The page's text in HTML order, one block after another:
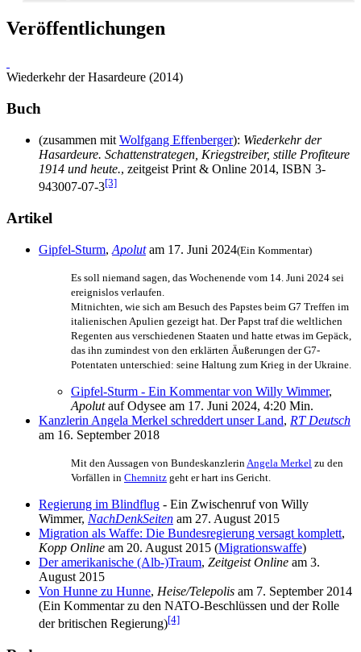
Veröffentlichungen
Wiederkehr der Hasardeure (2014)
Buch
(zusammen mit Wolfgang Effenberger): Wiederkehr der
Hasardeure. Schattenstrategen, Kriegstreiber, stille Profiteure
1914 und heute., zeitgeist Print & Online 2014, ISBN 3-
943007-07-3[3]
Artikel
Gipfel-Sturm, Apolutam 17. Juni 2024(Ein Kommentar)
Es soll niemand sagen, das Wochenende vom 14. Juni 2024 sei
ereignislos verlaufen.
Mitnichten, wie sich am Besuch des Papstes beim G7 Treffen im
italienischen Apulien gezeigt hat. Der Papst traf die weltlichen
Regenten aus verschiedenen Staaten und hatte etwas im Gepäck,
das ihn zumindest von den erklärten Äußerungen der G7-
Potentaten unterschied: seine Haltung zum Krieg in der Ukraine.
Gipfel-Sturm - Ein Kommentar von Willy Wimmer,
Apolutauf Odysee am 17. Juni 2024, 4:20 Min.
Kanzlerin Angela Merkel schreddert unser Land, RT Deutsch
am 16. September 2018
Mit den Aussagen von Bundeskanzlerin Angela Merkel zu den
Vorfällen in Chemnitz geht er hart ins Gericht.
Regierung im Blindflug - Ein Zwischenruf von Willy
Wimmer, NachDenkSeiten am 27. August 2015
Migration als Waffe: Die Bundesregierung versagt komplett,
Kopp Online am 20. August 2015 (Migrationswaffe)
Der amerikanische (Alb-)Traum, Zeitgeist Online am 3.
August 2015
Von Hunne zu Hunne, Heise/Telepolis am 7. September 2014
(Ein Kommentar zu den NATO-Beschlüssen und der Rolle
der britischen Regierung)[4]